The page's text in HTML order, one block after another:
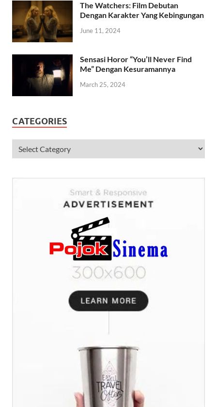
The Watchers: Film Debutan
Dengan Karakter Yang Kebingungan
June 11, 2024
Sensasi Horor “You’ll Never Find
Me” Dengan Kesuramannya
March 25, 2024
CATEGORIES